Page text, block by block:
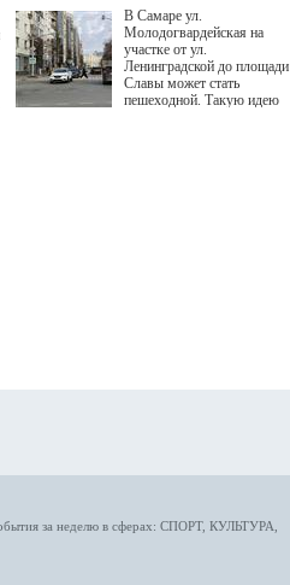
В Самаре ул.
Молодогвардейская на
участке от ул.
Ленинградской до площади
Славы может стать
пешеходной. Такую идею
за неделю в сферах: СПОРТ, КУЛЬТУРА,